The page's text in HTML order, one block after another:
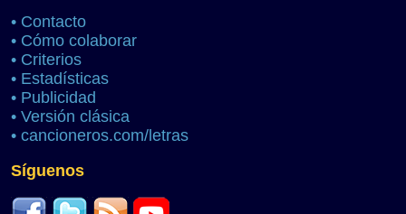
• Contacto
• Cómo colaborar
• Criterios
• Estadísticas
• Publicidad
• Versión clásica
• cancioneros.com/letras
Síguenos